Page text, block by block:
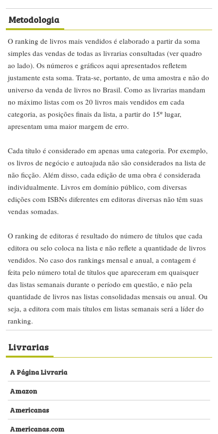
Metodologia
O ranking de livros mais vendidos é elaborado a partir da soma
simples das vendas de todas as livrarias consultadas (ver quadro
ao lado). Os números e gráficos aqui apresentados refletem
justamente esta soma. Trata-se, portanto, de uma amostra e não do
universo da venda de livros no Brasil. Como as livrarias mandam
no máximo listas com os 20 livros mais vendidos em cada
categoria, as posições finais da lista, a partir do 15º lugar,
apresentam uma maior margem de erro.
Cada título é considerado em apenas uma categoria. Por exemplo,
os livros de negócio e autoajuda não são considerados na lista de
não ficção. Além disso, cada edição de uma obra é considerada
individualmente. Livros em domínio público, com diversas
edições com ISBNs diferentes em editoras diversas não têm suas
vendas somadas.
O ranking de editoras é resultado do número de títulos que cada
editora ou selo coloca na lista e não reflete a quantidade de livros
vendidos. No caso dos rankings mensal e anual, a contagem é
feita pelo número total de títulos que apareceram em quaisquer
das listas semanais durante o período em questão, e não pela
quantidade de livros nas listas consolidadas mensais ou anual. Ou
seja, a editora com mais títulos em listas semanais será a líder do
ranking.
Livrarias
A Página Livraria
Amazon
Americanas
Americanas.com